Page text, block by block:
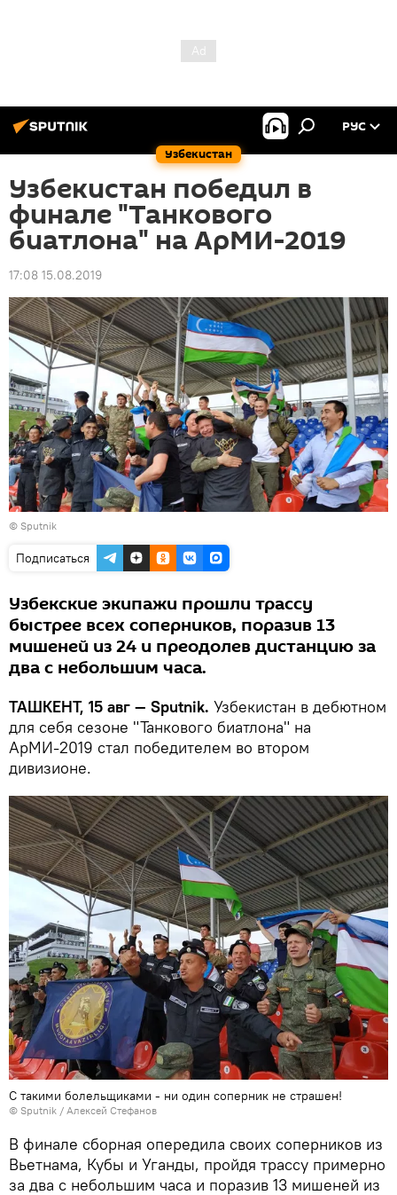
Узбекистан
РУС
Узбекистан победил в
финале "Танкового
биатлона" на АрМИ-2019
17:08 15.08.2019
© Sputnik
Подписаться
Узбекские экипажи прошли трассу
быстрее всех соперников, поразив 13
мишеней из 24 и преодолев дистанцию за
два с небольшим часа.
ТАШКЕНТ, 15 авг — Sputnik. Узбекистан в дебютном
для себя сезоне "Танкового биатлона" на
АрМИ-2019 стал победителем во втором
дивизионе.
С такими болельщиками - ни один соперник не страшен!
© Sputnik / Алексей Стефанов
В финале сборная опередила своих соперников из
Вьетнама, Кубы и Уганды, пройдя трассу примерно
за два с небольшим часа и поразив 13 мишеней из